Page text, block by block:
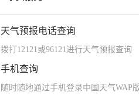
天气预报电话查询
拨打12121或96121进行天气预报查询
手机查询
随时随地通过手机登录中国天气WAP